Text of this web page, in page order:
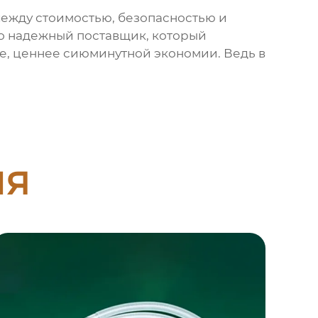
стоимостью, безопасностью и
надежный поставщик, который
, ценнее сиюминутной экономии. Ведь в